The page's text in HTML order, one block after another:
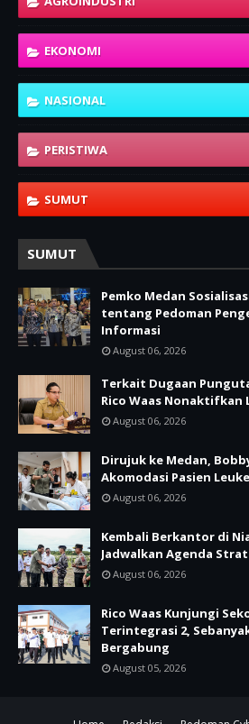
EKONOMI
NASIONAL
PERISTIWA
SUMUT
SUMUT
Pemko Medan
tentang Pedoman
Informasi
August 06, 2026
Terkait Dugaan
Rico Waas Nonaktifkan
August 06, 2026
Dirujuk ke Medan,
Akomodasi Pasien
August 06, 2026
Kembali Berkantor di
Jadwalkan Agenda
August 06, 2026
Rico Waas Kunjungi
Terintegrasi 2,
Bergabung
August 05, 2026